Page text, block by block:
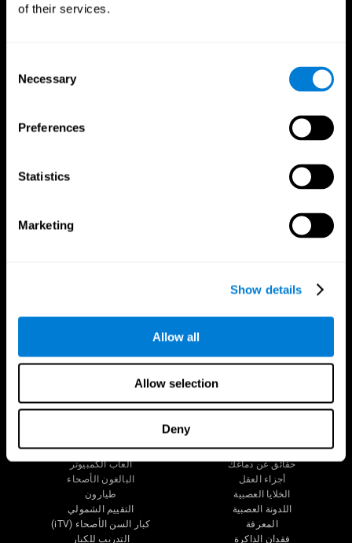
of their services.
Selection
Necessary
Preferences
Statistics
Marketing
Show details
Allow all
Allow selection
Deny
العقل والدماغ
حقائق عن دماغك
أجزاء العقل
الخلايا العصبية
اللدونة العصبية
المعرفة
فقدان الذاكرة
التحقق من صحة العلاجات الرقمية
ألعاب الكمبيوتر
البالغون الأصحاء
طيارون
التقييم الشمولي
كبار السن الأصحاء (iTV)
التدريب للكبار